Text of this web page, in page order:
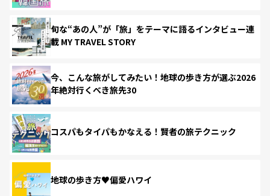
旬な“あの人”が「旅」をテーマに語るインタビュー連
載 MY TRAVEL STORY
今、こんな旅がしてみたい！地球の歩き方が選ぶ2026
年絶対行くべき旅先30
コスパもタイパもかなえる！賢者の旅テクニック
地球の歩き方♥偏愛ハワイ